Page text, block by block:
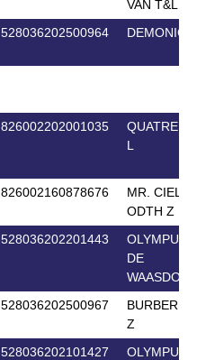
VAN T&L
528036202500964 DEMONIC Z
826002202001035
QUATRE
L
826002160878676
MR. CIELO
ODTH Z
528036202201443
OLYMPUS
DE
528036202500967
Z
528036202101427
OLYMPUS